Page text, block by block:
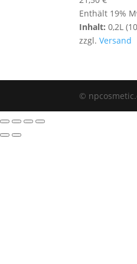
Enthält 19%
Inhalt: 0,2L (
zzgl.Versand
©